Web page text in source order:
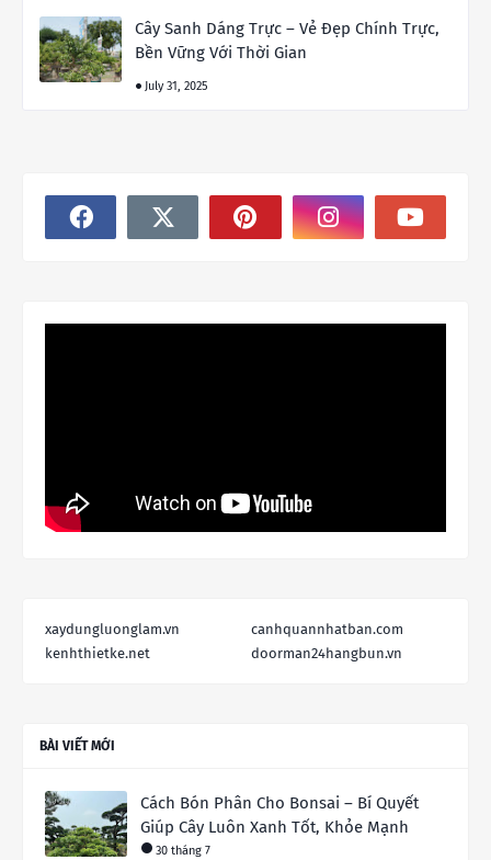
Cây Sanh Dáng Trực – Vẻ Đẹp Chính Trực,
Bền Vững Với Thời Gian
July 31, 2025
xaydungluonglam.vn
canhquannhatban.com
kenhthietke.net
doorman24hangbun.vn
BÀI VIẾT MỚI
Cách Bón Phân Cho Bonsai – Bí Quyết
Giúp Cây Luôn Xanh Tốt, Khỏe Mạnh
30 tháng 7